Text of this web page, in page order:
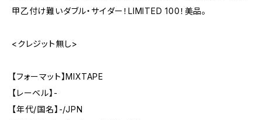
甲乙付け難いダブル・サイダー！LIMITED 100！美品。
<クレジット無し>
【フォーマット】MIXTAPE
【レーベル】-
【年代/国名】-/JPN